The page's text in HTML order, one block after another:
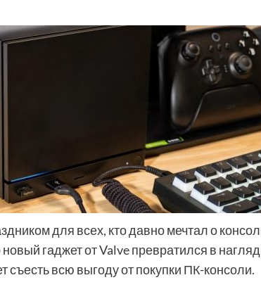
для всех, кто давно мечтал о
гаджет от Valve превратился в
съесть всю выгоду от покупки ПК-консоли.